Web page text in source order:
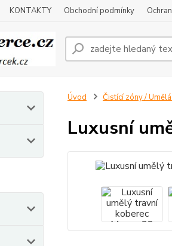
KONTAKTY Obchodní podmínky
Úvod Čistící zóny /
Luxusní